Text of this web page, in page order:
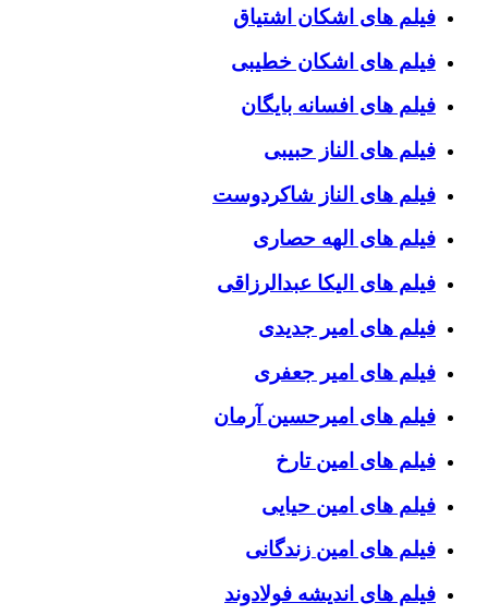
فیلم های اشکان اشتیاق
فیلم های اشکان خطیبی
فیلم های افسانه بایگان
فیلم های الناز حبیبی
فیلم های الناز شاکردوست
فیلم های الهه حصاری
فیلم های الیکا عبدالرزاقی
فیلم های امیر جدیدی
فیلم های امیر جعفری
فیلم های امیرحسین آرمان
فیلم های امین تارخ
فیلم های امین حیایی
فیلم های امین زندگانی
فیلم های اندیشه فولادوند